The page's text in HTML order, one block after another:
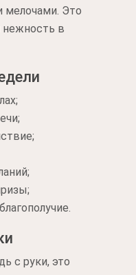
мелочами. Это
нежность в
с руки, это